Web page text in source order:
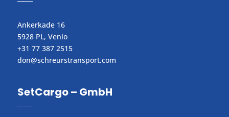
Ankerkade 16
5928 PL, Venlo
+31 77 387 2515
don@schreurstransport.com​
SetCargo – GmbH